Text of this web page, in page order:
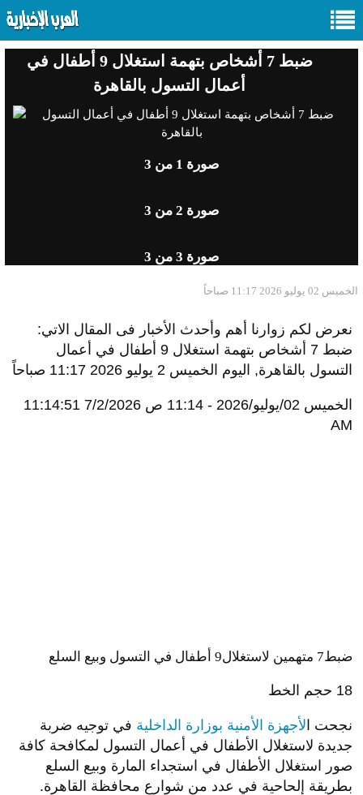
ضبط 7 أشخاص بتهمة استغلال 9 أطفال في
أعمال التسول بالقاهرة
صورة 1 من 3
صورة 2 من 3
صورة 3 من 3
الخميس 02 يوليو 2026 11:17 صباحاً
نعرض لكم زوارنا أهم وأحدث الأخبار فى المقال الاتي:
ضبط 7 أشخاص بتهمة استغلال 9 أطفال في أعمال
التسول بالقاهرة, اليوم الخميس 2 يوليو 2026 11:17 صباحاً
الخميس 02/يوليو/2026 - 11:14 ص
7/2/2026 11:14:51
AM
ضبط7 متهمين لاستغلال9 أطفال في التسول وبيع السلع
18 حجم الخط
نجحت الأجهزة الأمنية بوزارة الداخلية في توجيه ضربة
جديدة لاستغلال الأطفال في أعمال التسول لمكافحة كافة
صور استغلال الأطفال في استجداء المارة وبيع السلع
بطريقة إلحاحية في عدد من شوارع محافظة القاهرة.